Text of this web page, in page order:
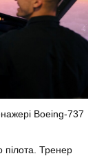
Boeing-737
пілота. Тренер